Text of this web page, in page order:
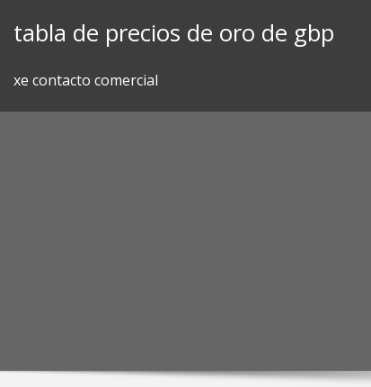
tabla de precios de oro de gbp
xe contacto comercial